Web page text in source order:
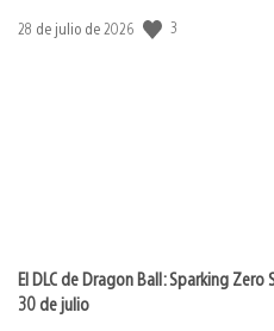
Fecha
28 de julio de 2026 3
El DLC de Dragon Ball: Sparking
30 de julio